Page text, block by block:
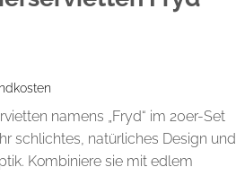
namens „Fryd“ im 20er-Set
schlichtes, natürliches Design und
Kombiniere sie mit edlem